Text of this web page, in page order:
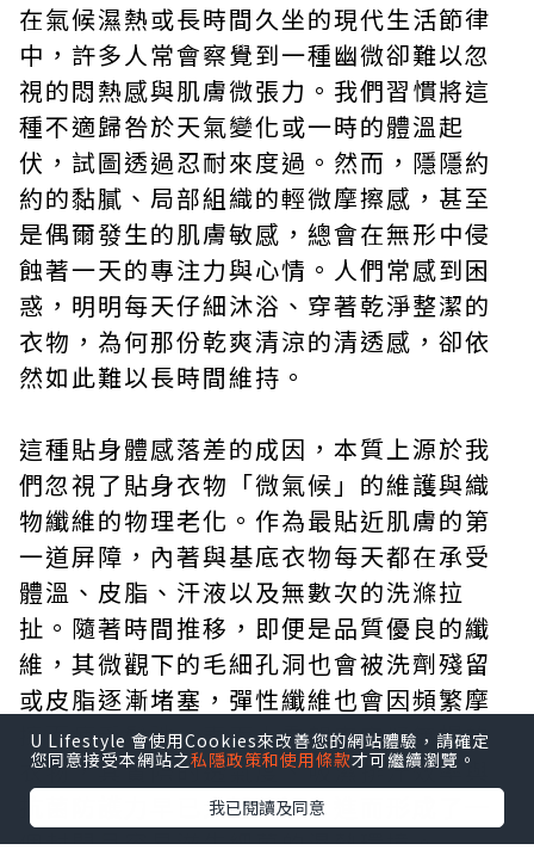
在氣候濕熱或長時間久坐的現代生活節律
中，許多人常會察覺到一種幽微卻難以忽
視的悶熱感與肌膚微張力。我們習慣將這
種不適歸咎於天氣變化或一時的體溫起
伏，試圖透過忍耐來度過。然而，隱隱約
約的黏膩、局部組織的輕微摩擦感，甚至
是偶爾發生的肌膚敏感，總會在無形中侵
蝕著一天的專注力與心情。人們常感到困
惑，明明每天仔細沐浴、穿著乾淨整潔的
衣物，為何那份乾爽清涼的清透感，卻依
然如此難以長時間維持。
這種貼身體感落差的成因，本質上源於我
們忽視了貼身衣物「微氣候」的維護與織
物纖維的物理老化。作為最貼近肌膚的第
一道屏障，內著與基底衣物每天都在承受
體溫、皮脂、汗液以及無數次的洗滌拉
扯。隨著時間推移，即便是品質優良的纖
維，其微觀下的毛細孔洞也會被洗劑殘留
或皮脂逐漸堵塞，彈性纖維也會因頻繁摩
擦而疲乏鬆弛。表面上看起來完好無損的
衣物，其實際的透氣度、吸濕排汗效率與
抗菌防護力早已大幅下滑，進而形成了一
個封閉且容易滋生細菌的濕熱環境。
U Lifestyle 會使用Cookies來改善您的網站體驗，請確定
您同意接受本網站之私隱政策和使用條款才可繼續瀏覽。
我已閱讀及同意